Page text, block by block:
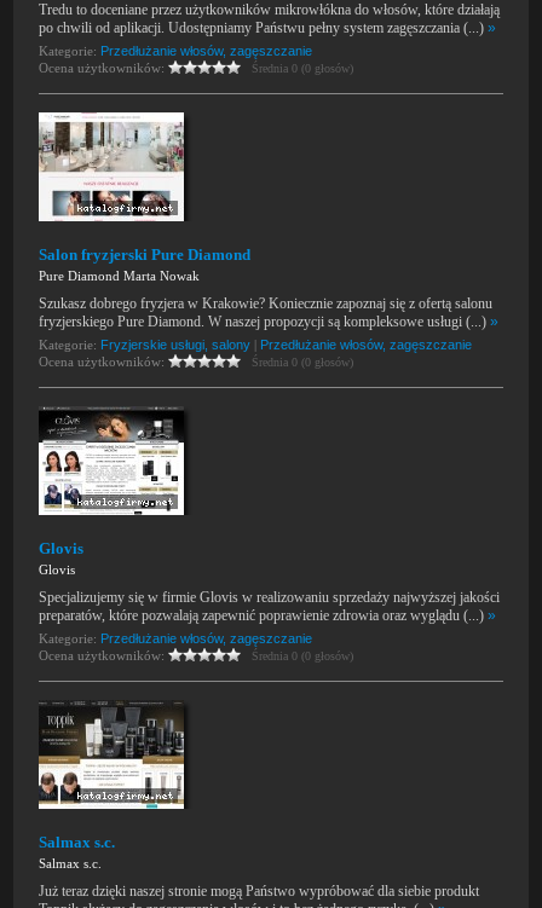
Tredu to doceniane przez użytkowników mikrowłókna do włosów, które działają
po chwili od aplikacji. Udostępniamy Państwu pełny system zagęszczania (...)»
Kategorie: Przedłużanie włosów, zagęszczanie
Ocena użytkowników:
Średnia 0 (0 głosów)
Salon fryzjerski Pure Diamond
Pure Diamond Marta Nowak
Szukasz dobrego fryzjera w Krakowie? Koniecznie zapoznaj się z ofertą salonu
fryzjerskiego Pure Diamond. W naszej propozycji są kompleksowe usługi (...)»
Kategorie: Fryzjerskie usługi, salony | Przedłużanie włosów, zagęszczanie
Ocena użytkowników:
Średnia 0 (0 głosów)
Glovis
Glovis
Specjalizujemy się w firmie Glovis w realizowaniu sprzedaży najwyższej jakości
preparatów, które pozwalają zapewnić poprawienie zdrowia oraz wyglądu (...)»
Kategorie: Przedłużanie włosów, zagęszczanie
Ocena użytkowników:
Średnia 0 (0 głosów)
Salmax s.c.
Salmax s.c.
Już teraz dzięki naszej stronie mogą Państwo wypróbować dla siebie produkt